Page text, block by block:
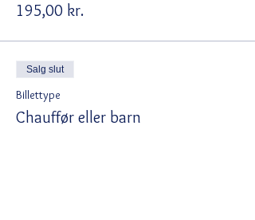
195,00 kr.
Salg slut
Billettype
Chauffør eller barn